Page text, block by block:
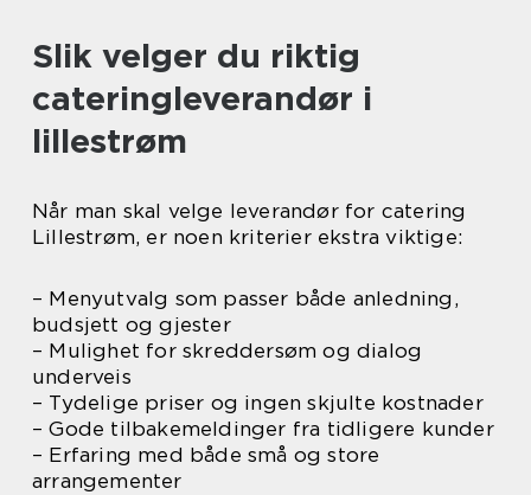
Slik velger du riktig
cateringleverandør i
lillestrøm
Når man skal velge leverandør for catering
Lillestrøm, er noen kriterier ekstra viktige:
– Menyutvalg som passer både anledning,
budsjett og gjester
– Mulighet for skreddersøm og dialog
underveis
– Tydelige priser og ingen skjulte kostnader
– Gode tilbakemeldinger fra tidligere kunder
– Erfaring med både små og store
arrangementer